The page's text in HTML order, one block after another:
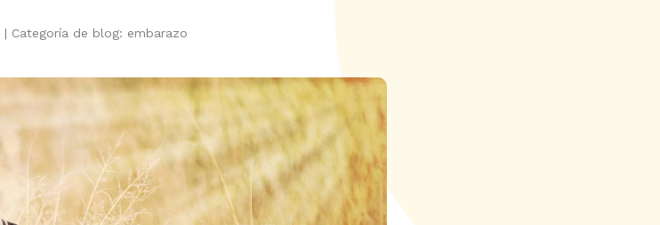
| Categoría de blog: embarazo